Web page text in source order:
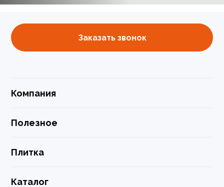
Заказать звонок
Компания
Полезное
Плитка
Каталог